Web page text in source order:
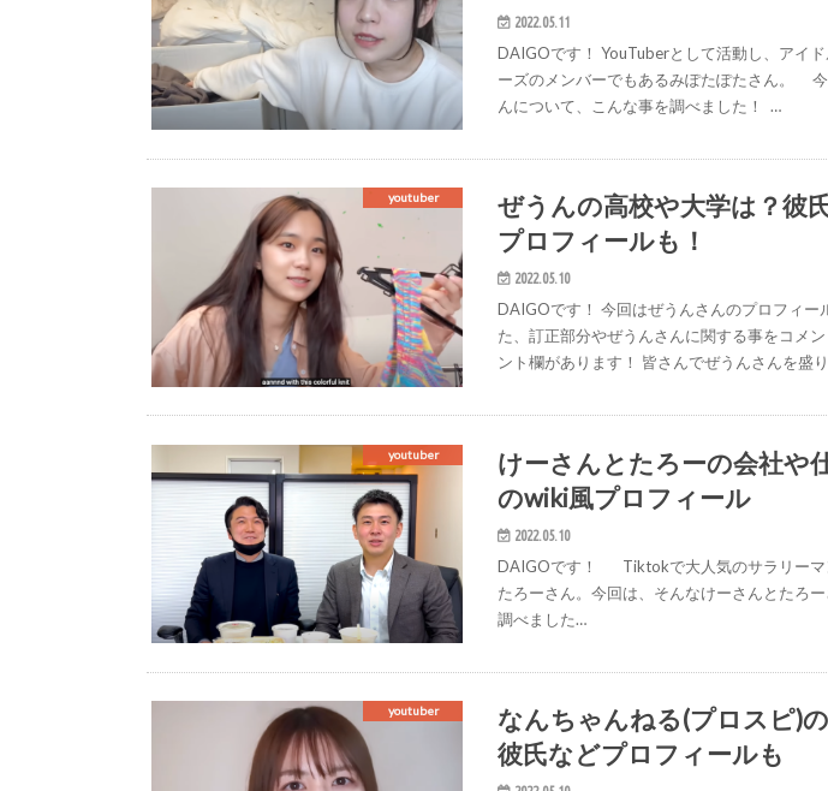
2022.05.11
DAIGOです！ YouTuberとして活動し、アイ
ーズのメンバーでもあるみぽたぽたさん。
んについて、こんな事を調べました！ …
youtuber
ぜうんの高校や大学は？彼
プロフィールも！
2022.05.10
DAIGOです！ 今回はぜうんさんのプロフィ
た、訂正部分やぜうんさんに関する事をコメ
ント欄があります！ 皆さんでぜうんさんを盛
youtuber
けーさんとたろーの会社や
のwiki風プロフィール
2022.05.10
DAIGOです！ Tiktokで大人気のサラリー
たろーさん。今回は、そんなけーさんとたろ
調べました…
youtuber
なんちゃんねる(プロスピ)
彼氏などプロフィールも